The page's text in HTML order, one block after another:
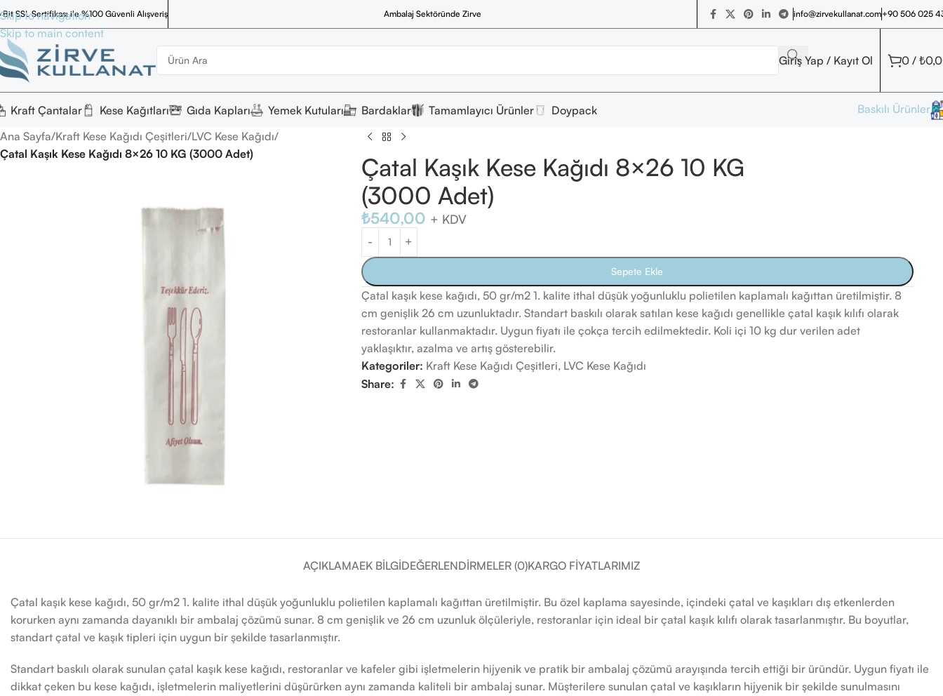
Skip to navigation
Skip to main content
SSL Sertifikası ile %100 Güvenli Alışveriş Ambalaj Sektöründe Zirve info@zirvekullanat.com+90 506 025
Giriş Yap / Kayıt Ol 0 / ₺
Kraft Çantalar Kese Kağıtları Gıda Kapları Yemek Kutuları Bardaklar Tamamlayıcı Ürünler Doypack
Baskılı Ürünler
Ana Sayfa/Kraft Kese Kağıdı Çeşitleri/LVC Kese Kağıdı/
Çatal Kaşık Kese Kağıdı 8×26 10 KG (3000 Adet)
Çatal Kaşık Kese Kağıdı 8×26 10 KG
(3000 Adet)
₺540,00 + KDV
Sepete Ekle
Çatal kaşık kese kağıdı, 50 gr/m2 1. kalite ithal düşük yoğunluklu polietilen kaplamalı kağıttan üretilmiştir. 8
cm genişlik 26 cm uzunluktadır. Standart baskılı olarak satılan kese kağıdı genellikle çatal kaşık kılıfı olarak
restoranlar kullanmaktadır. Uygun fiyatı ile çokça tercih edilmektedir. Koli içi 10 kg dur verilen adet
yaklaşıktır, azalma ve artış gösterebilir.
Kategoriler: Kraft Kese Kağıdı Çeşitleri, LVC Kese Kağıdı
Share:
AÇIKLAMAEK BILGIDEĞERLENDIRMELER (0)KARGO FIYATLARIMIZ
Çatal kaşık kese kağıdı, 50 gr/m2 1. kalite ithal düşük yoğunluklu polietilen kaplamalı kağıttan üretilmiştir. Bu özel kaplama sayesinde, içindeki çatal ve kaşıkları dış etkenlerden
korurken aynı zamanda dayanıklı bir ambalaj çözümü sunar. 8 cm genişlik ve 26 cm uzunluk ölçüleriyle, restoranlar için ideal bir çatal kaşık kılıfı olarak tasarlanmıştır. Bu boyutlar,
standart çatal ve kaşık tipleri için uygun bir şekilde tasarlanmıştır.
Standart baskılı olarak sunulan çatal kaşık kese kağıdı, restoranlar ve kafeler gibi işletmelerin hijyenik ve pratik bir ambalaj çözümü arayışında tercih ettiği bir üründür. Uygun fiyatı ile
dikkat çeken bu kese kağıdı, işletmelerin maliyetlerini düşürürken aynı zamanda kaliteli bir ambalaj sunar. Müşterilere sunulan çatal ve kaşıkların hijyenik bir şekilde sunulmasını